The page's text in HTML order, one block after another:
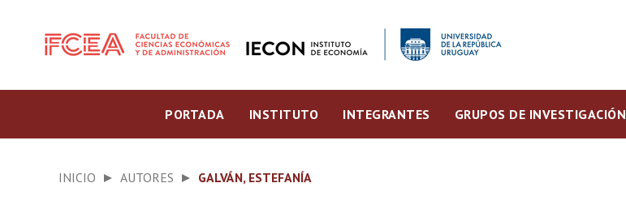
PORTADA INSTITUTO INTEGRANTES GRUPOS DE INVESTIGACIÓN
INICIO AUTORES GALVÁN, ESTEFANÍA